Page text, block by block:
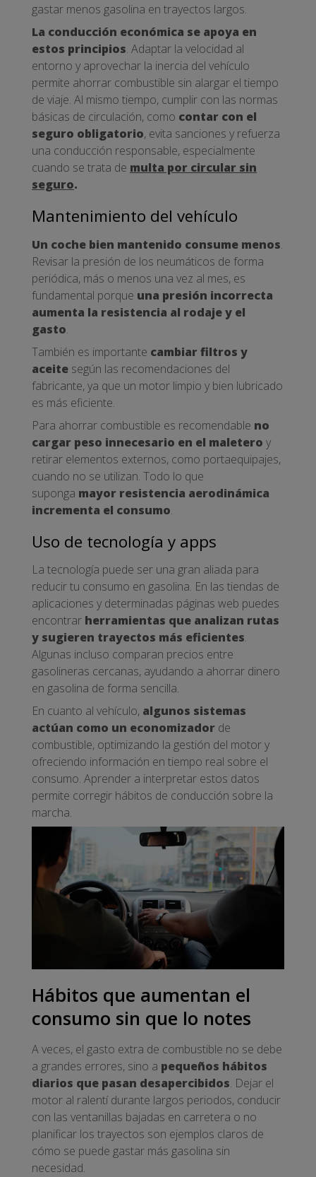
gastar menos gasolina en trayectos largos.
La conducción económica se apoya en
estos principios. Adaptar la velocidad al
entorno y aprovechar la inercia del vehículo
permite ahorrar combustible sin alargar el tiempo
de viaje. Al mismo tiempo, cumplir con las normas
básicas de circulación, como contar con el
seguro obligatorio, evita sanciones y refuerza
una conducción responsable, especialmente
cuando se trata de multa por circular sin
seguro.
Mantenimiento del vehículo
Un coche bien mantenido consume menos.
Revisar la presión de los neumáticos de forma
periódica, más o menos una vez al mes, es
fundamental porque una presión incorrecta
aumenta la resistencia al rodaje y el
gasto.
También es importante cambiar filtros y
aceite según las recomendaciones del
fabricante, ya que un motor limpio y bien lubricado
es más eficiente.
Para ahorrar combustible es recomendable no
cargar peso innecesario en el maletero y
retirar elementos externos, como portaequipajes,
cuando no se utilizan. Todo lo que
suponga mayor resistencia aerodinámica
incrementa el consumo.
Uso de tecnología y apps
La tecnología puede ser una gran aliada para
reducir tu consumo en gasolina. En las tiendas de
aplicaciones y determinadas páginas web puedes
encontrar herramientas que analizan rutas
y sugieren trayectos más eficientes.
Algunas incluso comparan precios entre
gasolineras cercanas, ayudando a ahorrar dinero
en gasolina de forma sencilla.
En cuanto al vehículo, algunos sistemas
actúan como un economizador de
combustible, optimizando la gestión del motor y
ofreciendo información en tiempo real sobre el
consumo. Aprender a interpretar estos datos
permite corregir hábitos de conducción sobre la
marcha.
Hábitos que aumentan el
consumo sin que lo notes
A veces, el gasto extra de combustible no se debe
a grandes errores, sino a pequeños hábitos
diarios que pasan desapercibidos. Dejar el
motor al ralentí durante largos periodos, conducir
con las ventanillas bajadas en carretera o no
planificar los trayectos son ejemplos claros de
cómo se puede gastar más gasolina sin
necesidad.